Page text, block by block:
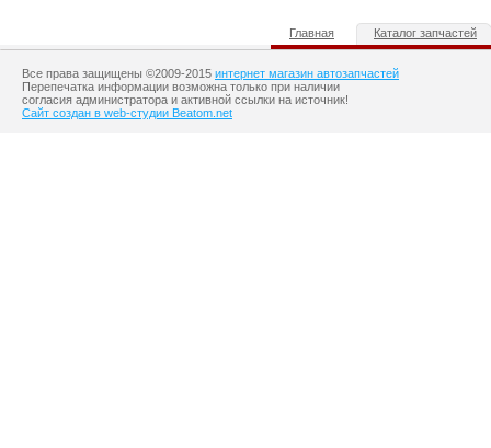
Главная Каталог запчастей
Все права защищены ©2009-2015 интернет магазин автозапчастей
Перепечатка информации возможна только при наличии
согласия администратора и активной ссылки на источник!
Сайт создан в web-студии Beatom.net